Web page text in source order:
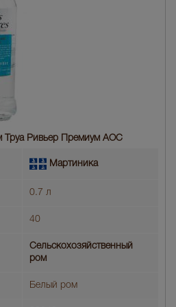
Труа Ривьер Премиум АОС
Мартиника
0.7 л
40
Cельскохозяйственный
ром
Белый ром